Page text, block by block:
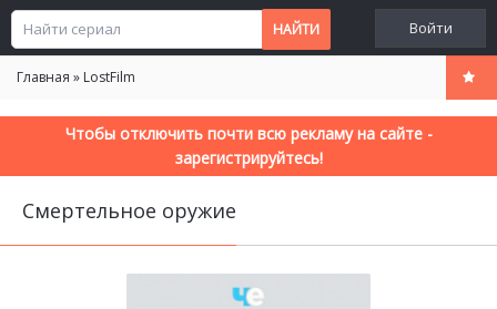
Войти
Главная » LostFilm
Чтобы отключить почти всю рекламу на сайте -
зарегистрируйтесь!
Смертельное оружие